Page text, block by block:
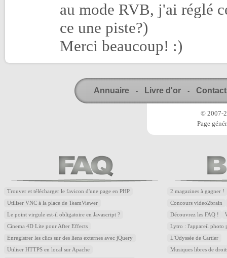
au mode RVB, j'ai réglé
ce une piste?)
Merci beaucoup! :)
Annuaire - Livre d'or - Contact
© 2007-
Page
Trouver et télécharger le favicon d'une page en PHP
Utiliser VNC à la place de TeamViewer
Le point virgule est-il obligatoire en Javascript ?
Cinema 4D Lite pour After Effects
Enregistrer les clics sur des liens externes avec jQuery
Utiliser HTTPS en local sur Apache
2 magazines à gagner !
Concours video2brain
Découvrez les FAQ !
Lytro : l'appareil photo
L'Odyssée de Cartier
Musiques libres de